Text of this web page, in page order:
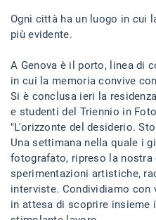
Ogni città ha un luogo in cui
più evidente.
A Genova è il porto, linea di
in cui la memoria convive
Si è conclusa ieri la
e studenti del Triennio in
"L'orizzonte del desiderio.
Una settimana nella quale i
fotografato, ripreso la
sperimentazioni artistiche,
interviste. Condividiamo con
in attesa di scoprire